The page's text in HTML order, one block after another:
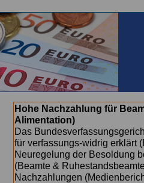
Hohe Nachzahlung für
Alimentation)
Das
für verfassungs-widrig erklärt
Neuregelung der Besoldung
(Beamte &
Nachzahlungen